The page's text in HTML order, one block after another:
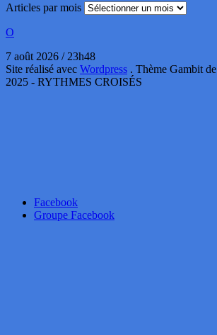
Articles par mois
O
7 août 2026 / 23h48
Site réalisé avec Wordpress . Thème Gambit de
2025 - RYTHMES CROISÉS
Facebook
Groupe Facebook